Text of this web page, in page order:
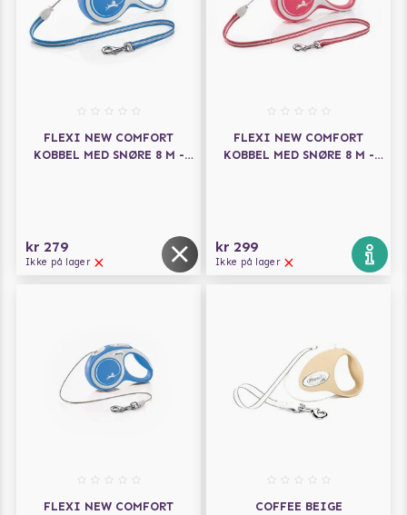
FLEXI NEW COMFORT
KOBBEL MED SNØRE 8 M -
kr 279
Ikke på lager
FLEXI NEW COMFORT
KOBBEL MED SNØRE 8 M -
kr 299
Ikke på lager
FLEXI NEW COMFORT
COFFEE BEIGE